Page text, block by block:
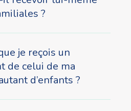
?
je reçois un
de celui de ma
d’enfants ?